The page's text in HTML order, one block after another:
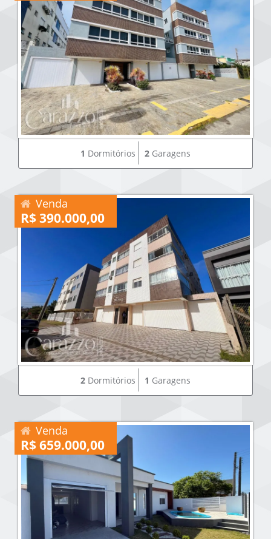
1 Dormitórios 2 Garagens
Venda
R$ 390.000,00
2 Dormitórios 1 Garagens
Venda
R$ 659.000,00